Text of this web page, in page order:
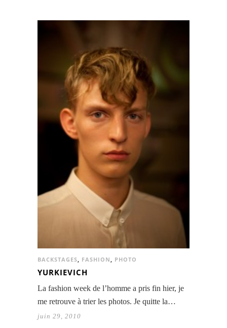
BACKSTAGES, FASHION, PHOTO
YURKIEVICH
La fashion week de l’homme a pris fin hier, je
me retrouve à trier les photos. Je quitte la…
juin 29, 2010